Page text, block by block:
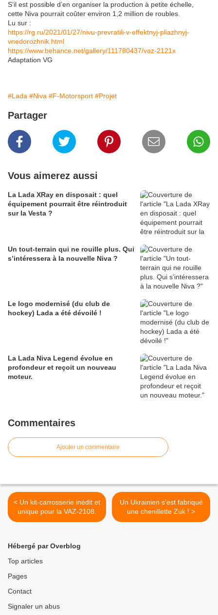
S’il est possible d’en organiser la production à petite échelle,
cette Niva pourrait coûter environ 1,2 million de roubles.
Lu sur :
https://rg.ru/2021/01/27/nivu-prevratili-v-effektnyj-pliazhnyj-
vnedorozhnik.html
https://www.behance.net/gallery/111780437/vaz-2121x
Adaptation VG
#Lada #Niva #F-Motorsport #Projet
Partager
Vous aimerez aussi
La Lada XRay en disposait : quel
équipement pourrait être réintroduit
sur la Vesta ?
Un tout-terrain qui ne rouille plus. Qui
s’intéressera à la nouvelle Niva ?
Le logo modernisé (du club de
hockey) Lada a été dévoilé !
La Lada Niva Legend évolue en
profondeur et reçoit un nouveau
moteur.
Commentaires
Ajouter un commentaire
< Un kit-carrosserie inédit et
unique pour la VAZ-2108.
Un Ukrainien s’est fabriqué
une chenillette Zuk ! >
Hébergé par Overblog
Top articles
Pages
Contact
Signaler un abus